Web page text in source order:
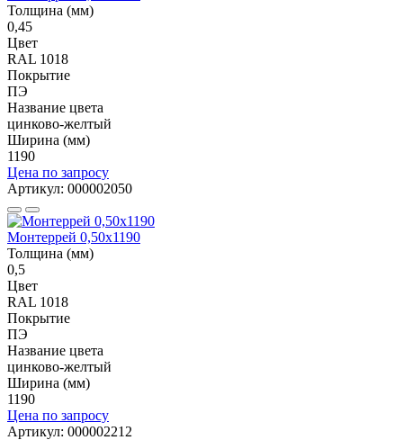
Толщина (мм)
0,45
Цвет
RAL 1018
Покрытие
ПЭ
Название цвета
цинково-желтый
Ширина (мм)
1190
Цена по запросу
Артикул: 000002050
Монтеррей 0,50х1190
Толщина (мм)
0,5
Цвет
RAL 1018
Покрытие
ПЭ
Название цвета
цинково-желтый
Ширина (мм)
1190
Цена по запросу
Артикул: 000002212